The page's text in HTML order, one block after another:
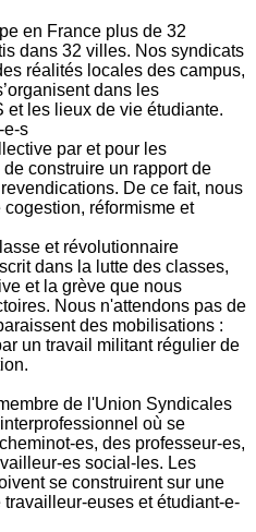
en France plus de 32
dans 32 villes. Nos syndicats
réalités locales des campus,
dans les
et les lieux de vie étudiante.
e-s
par et pour les
construire un rapport de
De ce fait, nous
réformisme et
et révolutionnaire
dans la lutte des classes,
et la grève que nous
Nous n'attendons pas de
des mobilisations :
un travail militant régulier de
de l'Union Syndicales
où se
es, des professeur-es,
es social-les. Les
se construirent sur une
euses et étudiant-e-